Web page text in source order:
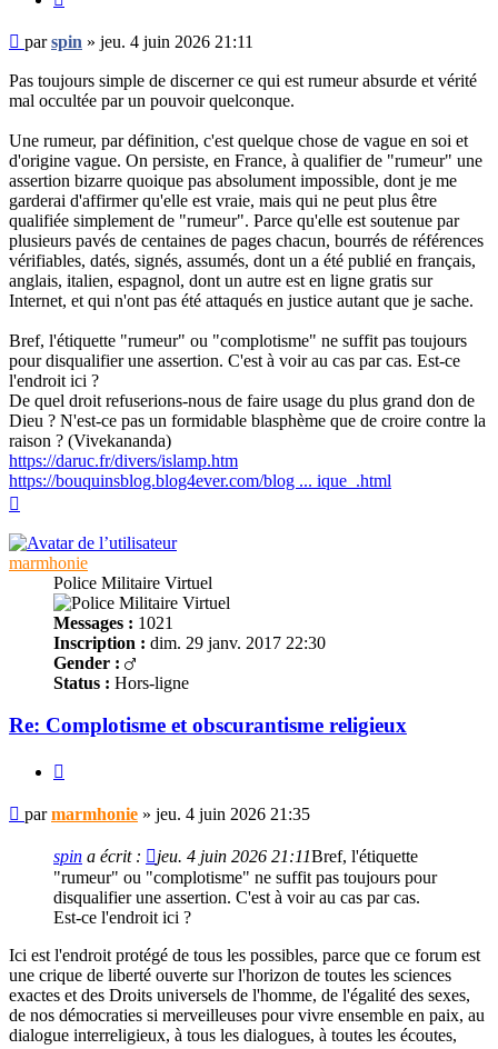
Message
non
lu
parspin » jeu. 4 juin 2026 21:11
Pas toujours simple de discerner ce qui est rumeur absurde et vérité
mal occultée par un pouvoir quelconque.
Une rumeur, par définition, c'est quelque chose de vague en soi et
d'origine vague. On persiste, en France, à qualifier de "rumeur" une
assertion bizarre quoique pas absolument impossible, dont je me
garderai d'affirmer qu'elle est vraie, mais qui ne peut plus être
qualifiée simplement de "rumeur". Parce qu'elle est soutenue par
plusieurs pavés de centaines de pages chacun, bourrés de références
vérifiables, datés, signés, assumés, dont un a été publié en français,
anglais, italien, espagnol, dont un autre est en ligne gratis sur
Internet, et qui n'ont pas été attaqués en justice autant que je sache.
Bref, l'étiquette "rumeur" ou "complotisme" ne suffit pas toujours
pour disqualifier une assertion. C'est à voir au cas par cas. Est-ce
l'endroit ici ?
De quel droit refuserions-nous de faire usage du plus grand don de
Dieu ? N'est-ce pas un formidable blasphème que de croire contre la
raison ? (Vivekananda)
https://daruc.fr/divers/islamp.htm
https://bouquinsblog.blog4ever.com/blog ... ique_.html
marmhonie
Police Militaire Virtuel
Messages : 1021
Inscription : dim. 29 janv. 2017 22:30
Gender :
Status : Hors-ligne
Re: Complotisme et obscurantisme religieux
Message
non
parmarmhonie » jeu. 4 juin 2026 21:35
spin a écrit : jeu. 4 juin 2026 21:11Bref, l'étiquette
"rumeur" ou "complotisme" ne suffit pas toujours pour
disqualifier une assertion. C'est à voir au cas par cas.
Est-ce l'endroit ici ?
Ici est l'endroit protégé de tous les possibles, parce que ce forum est
une crique de liberté ouverte sur l'horizon de toutes les sciences
exactes et des Droits universels de l'homme, de l'égalité des sexes,
de nos démocraties si merveilleuses pour vivre ensemble en paix, au
dialogue interreligieux, à tous les dialogues, à toutes les écoutes,